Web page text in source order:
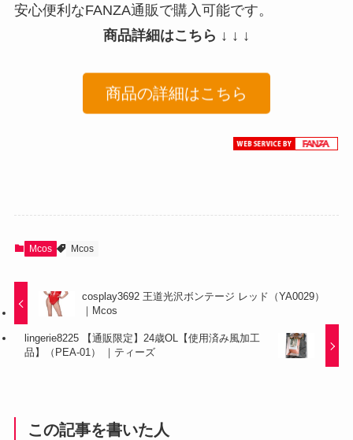
安心便利なFANZA通販で購入可能です。
商品詳細はこちら ↓ ↓ ↓
商品の詳細はこちら
Mcos Mcos
cosplay3692 王道光沢ボンテージ レッド（YA0029）
｜Mcos
lingerie8225 【通販限定】24歳OL【使用済み風加工
品】（PEA-01） ｜ティーズ
この記事を書いた人